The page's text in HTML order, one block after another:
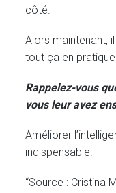
côté.
Alors maintenant,
tout ça en
Rappelez-vous
vous leur avez
Améliorer
indispensable.
“Source : Cristina